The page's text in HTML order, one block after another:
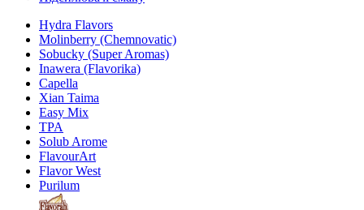
Hydra Flavors
Molinberry (Chemnovatic)
Sobucky (Super Aromas)
Inawera (Flavorika)
Capella
Xian Taima
Easy Mix
TPA
Solub Arome
FlavourArt
Flavor West
Purilum